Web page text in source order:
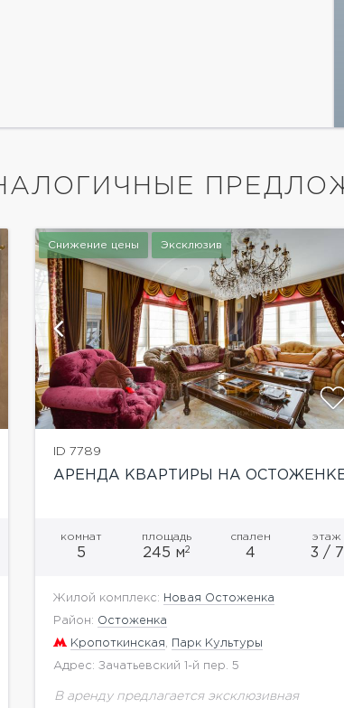
Снижение цены Эксклюзив
ID 7789
АРЕНДА КВАРТИРЫ НА
комнат
5
площадь
245 м2
спален
4
этаж
3 / 7
Жилой комплекс: Новая Остоженка
Район: Остоженка
Кропоткинская Парк Культуры
Адрес: Зачатьевский 1-й пер. 5
В аренду предлагается эксклюзивная
показать ещё 7 фотографий